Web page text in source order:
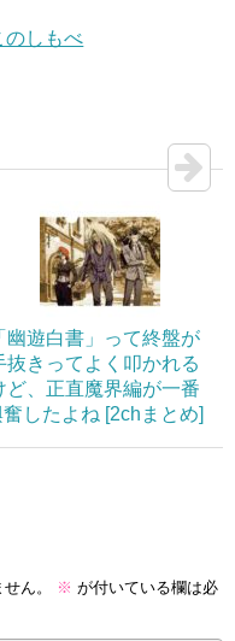
のしもべ
幽遊白書」って終盤が
抜きってよく叩かれる
ど、正直魔界編が一番
したよね [2chまとめ]
ん。 ※ が付いている欄は必